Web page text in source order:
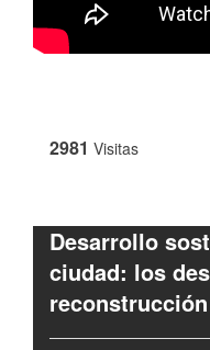
2981 Visitas
Desarrollo
ciudad: los
reconstrucción